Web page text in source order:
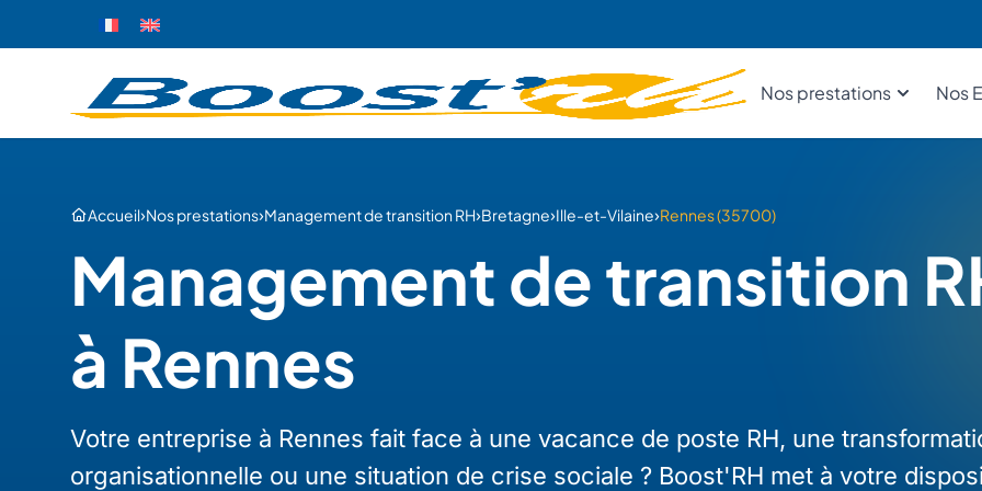
Nos prestations Nos
Accueil›Nos prestations›Management de transition RH›Bretagne›Ille-et-Vilaine›Rennes (35700)
Management de transition
à Rennes
Votre entreprise à Rennes fait face à une vacance de poste RH, une
organisationnelle ou une situation de crise sociale ? Boost'RH met à votre